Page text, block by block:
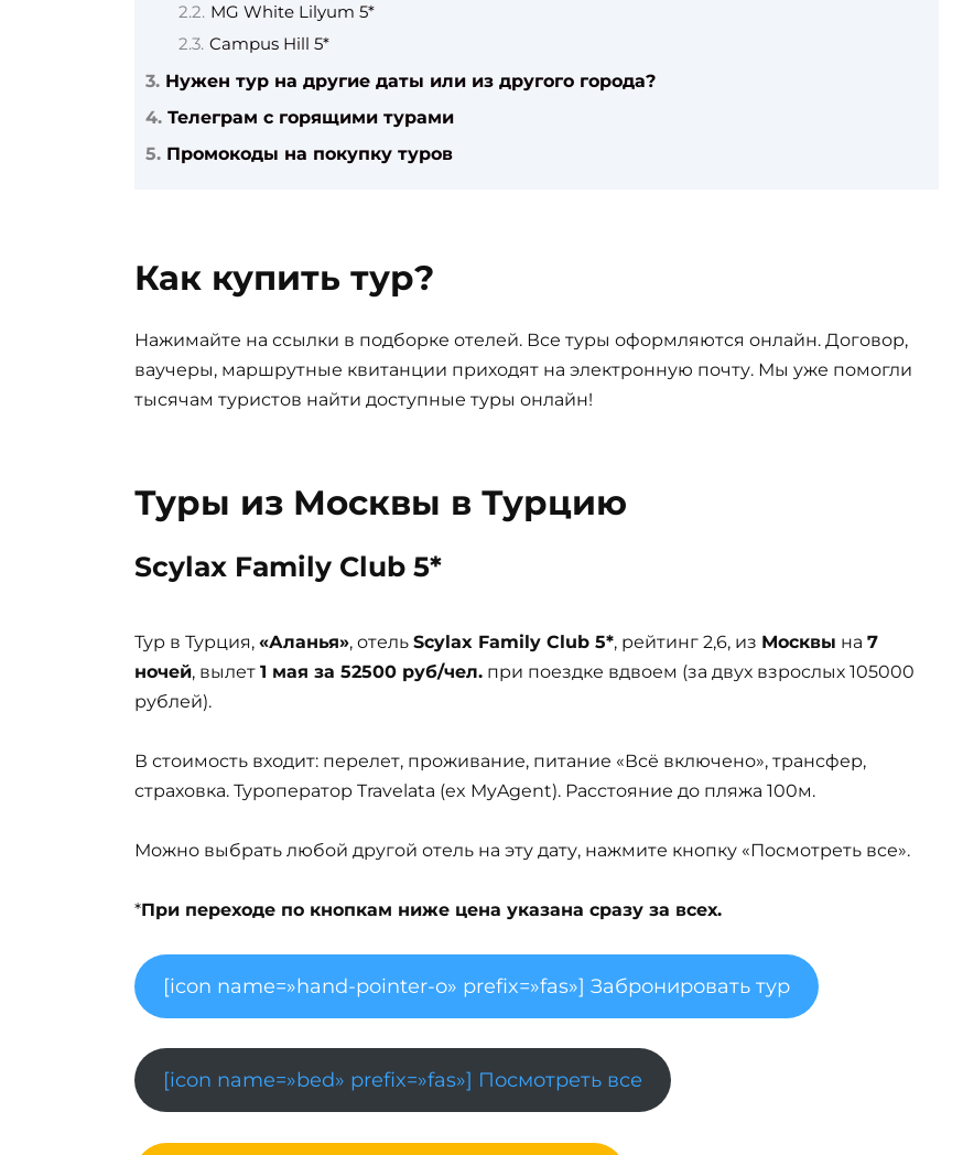
MG White Lilyum 5*
Campus Hill 5*
Нужен тур на другие даты или из другого города?
Телеграм с горящими турами
Промокоды на покупку туров
Как купить тур?
Нажимайте на ссылки в подборке отелей. Все туры оформляются онлайн. Договор,
ваучеры, маршрутные квитанции приходят на электронную почту. Мы уже помогли
тысячам туристов найти доступные туры онлайн!
Туры из Москвы в Турцию
Scylax Family Club 5*
Тур в Турция, «Аланья», отель Scylax Family Club 5*, рейтинг 2,6, из Москвы на 7
ночей, вылет 1 мая за 52500 руб/чел. при поездке вдвоем (за двух взрослых 105000
рублей).
В стоимость входит: перелет, проживание, питание «Всё включено», трансфер,
страховка. Туроператор Travelata (ex MyAgent). Расстояние до пляжа 100м.
Можно выбрать любой другой отель на эту дату, нажмите кнопку «Посмотреть все».
*При переходе по кнопкам ниже цена указана сразу за всех.
[icon name=»hand-pointer-o» prefix=»fas»] Забронировать тур
[icon name=»bed» prefix=»fas»] Посмотреть все